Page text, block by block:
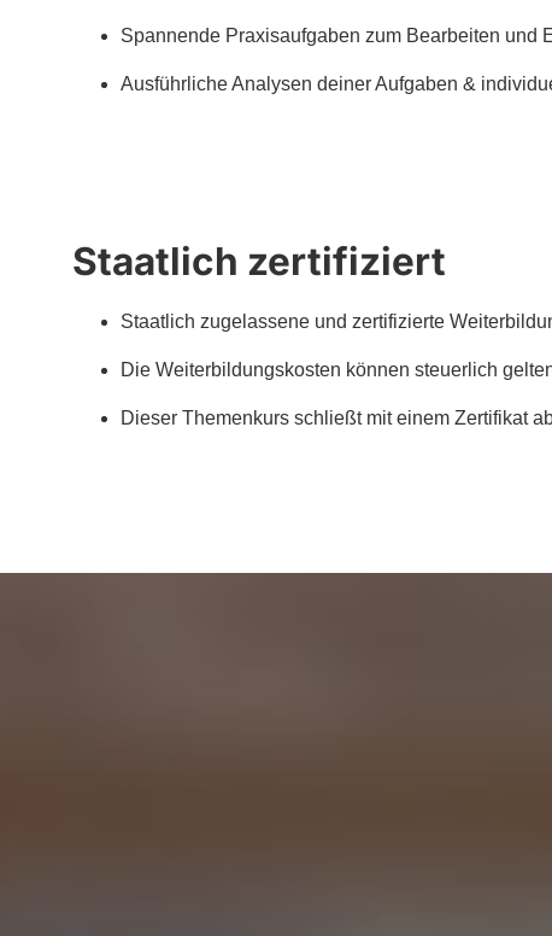
Spannende Praxisaufgaben zum Bearbeiten und
Ausführliche Analysen deiner Aufgaben &
Staatlich zertifiziert
Staatlich zugelassene und zertifizierte
Die Weiterbildungskosten können steuerlich
Dieser Themenkurs schließt mit einem Zertifikat